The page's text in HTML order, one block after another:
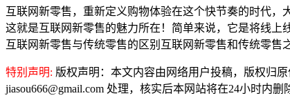
互联网新零售，重新定义购物体验在这个快节奏的时代，
这就是互联网新零售的魅力所在！简单来说，它是将线上
互联网新零售与传统零售的区别互联网新零售和传统零售
特别声明: 版权声明：本文内容由网络用户投稿，版权归
jiasou666@gmail.com 处理，核实后本网站将在24小时内删